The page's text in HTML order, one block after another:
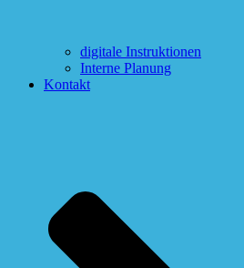
digitale Instruktionen
Interne Planung
Kontakt